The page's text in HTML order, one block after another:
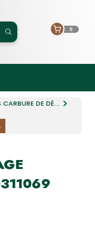
0
CARBURE DE DÉ...